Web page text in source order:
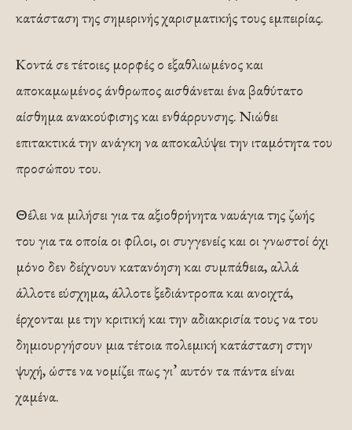
κατάσταση της σημερινής χαρισματικής τους εμπειρίας.
Κοντά σε τέτοιες μορφές ο εξαθλιωμένος και
αποκαμωμένος άνθρωπος αισθάνεται ένα βαθύτατο
αίσθημα ανακούφισης και ενθάρρυνσης. Νιώθει
επιτακτικά την ανάγκη να αποκαλύψει την ιταμότητα του
προσώπου του.
Θέλει να μιλήσει για τα αξιοθρήνητα ναυάγια της ζωής
του για τα οποία οι φίλοι, οι συγγενείς και οι γνωστοί όχι
μόνο δεν δείχνουν κατανόηση και συμπάθεια, αλλά
άλλοτε εύσχημα, άλλοτε ξεδιάντροπα και ανοιχτά,
έρχονται με την κριτική και την αδιακρισία τους να του
δημιουργήσουν μια τέτοια πολεμική κατάσταση στην
ψυχή, ώστε να νομίζει πως γι’ αυτόν τα πάντα είναι
χαμένα.